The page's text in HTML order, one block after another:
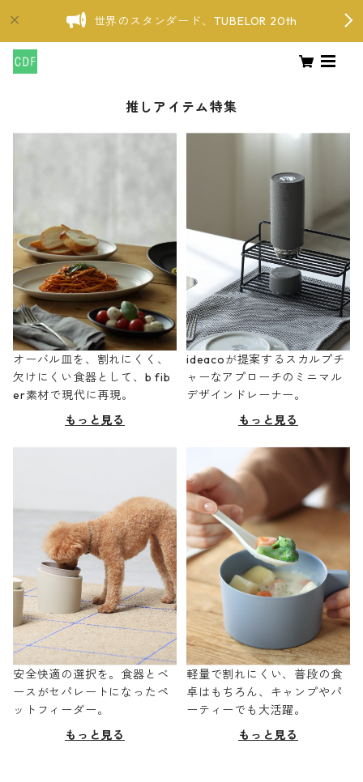
世界のスタンダード、TUBELOR 20th
推しアイテム特集
オーバル皿を、割れにくく、
欠けにくい食器として、b fib
er素材で現代に再現。
もっと見る
ideacoが提案するスカルプチ
ャーなアプローチのミニマル
デザインドレーナー。
もっと見る
安全快適の選択を。食器とベ
ースがセパレートになったペ
ットフィーダー。
もっと見る
軽量で割れにくい、普段の食
卓はもちろん、キャンプやパ
ーティーでも大活躍。
もっと見る